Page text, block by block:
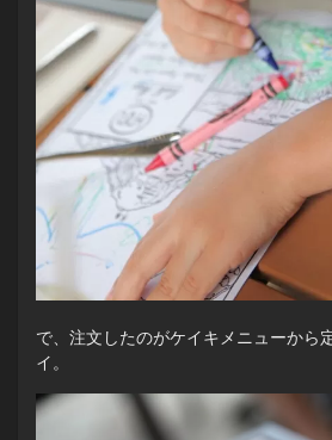
で、注文したのがケイキメニューから
イ。